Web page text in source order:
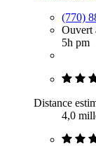
(770)
Ouvert
5h pm
Distance
4,0